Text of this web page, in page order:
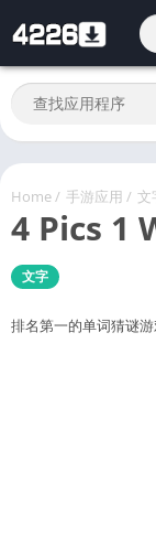
Home/ 手游应用 / 文
4 Pics 1
文字
排名第一的单词猜谜